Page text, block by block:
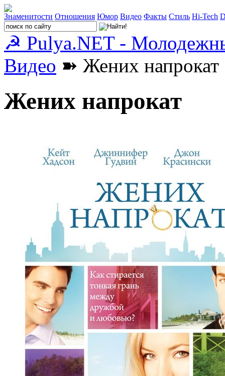
Знаменитости Отношения Юмор Видео Факты Стиль Hi-Tech
☭ Pulya.NET -
Видео ➽ Жених напрокат
Жених напрокат